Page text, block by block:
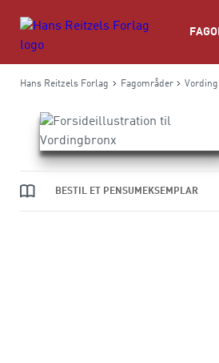
Hans Reitzels Forlag Fagområder
BESTIL ET PENSUMEKSEMPLAR